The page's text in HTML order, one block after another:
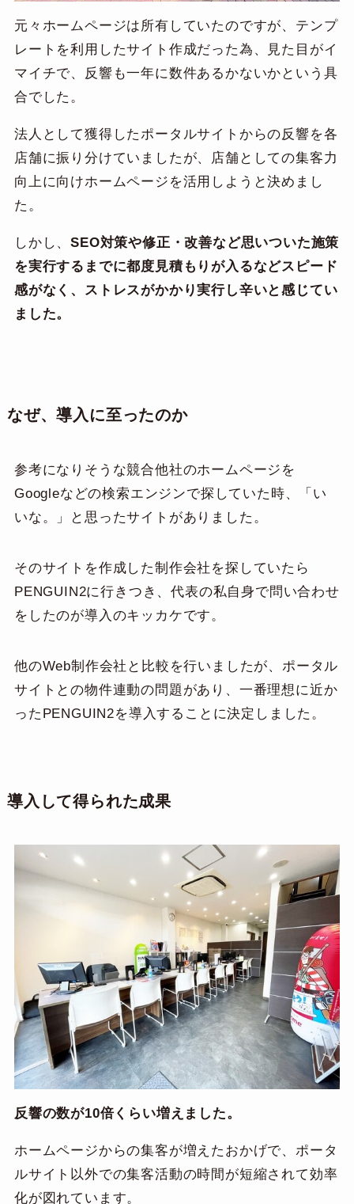
元々ホームページは所有していたのですが、テンプ
レートを利用したサイト作成だった為、見た目がイ
マイチで、反響も一年に数件あるかないかという具
合でした。
法人として獲得したポータルサイトからの反響を各
店舗に振り分けていましたが、店舗としての集客力
向上に向けホームページを活用しようと決めまし
た。
しかし、SEO対策や修正・改善など思いついた施策
を実行するまでに都度見積もりが入るなどスピード
感がなく、ストレスがかかり実行し辛いと感じてい
ました。
なぜ、導入に至ったのか
参考になりそうな競合他社のホームページを
Googleなどの検索エンジンで探していた時、「い
いな。」と思ったサイトがありました。
そのサイトを作成した制作会社を探していたら
PENGUIN2に行きつき、代表の私自身で問い合わせ
をしたのが導入のキッカケです。
他のWeb制作会社と比較を行いましたが、ポータル
サイトとの物件連動の問題があり、一番理想に近か
ったPENGUIN2を導入することに決定しました。
導入して得られた成果
反響の数が10倍くらい増えました。
ホームページからの集客が増えたおかげで、ポータ
ルサイト以外での集客活動の時間が短縮されて効率
化が図れています。